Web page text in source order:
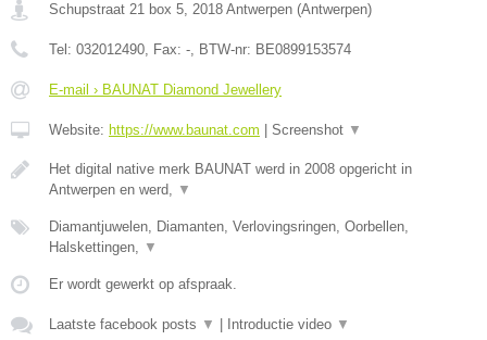
Schupstraat 21 box 5, 2018 Antwerpen (Antwerpen)
Tel: 032012490, Fax: -, BTW-nr: BE0899153574
E-mail › BAUNAT Diamond Jewellery
Website: https://www.baunat.com Screenshot ▼
Het digital native merk BAUNAT werd in 2008 opgericht in
Antwerpen en werd, ▼
Diamantjuwelen, Diamanten, Verlovingsringen, Oorbellen,
Halskettingen, ▼
Er wordt gewerkt op afspraak.
Laatste facebook posts ▼ Introductie video ▼